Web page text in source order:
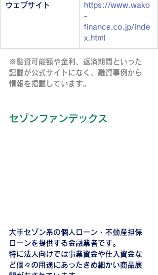
ウェブサイト
https://www.wako
-
finance.co.jp/inde
x.html
※融資可能額や金利、返済期間といった
記載が公式サイトになく、 融資事例 から
情報を掲載しています。
セゾンファンデックス
大手セゾン系の個人ローン・不動産担保
ローンを提供する金融業者です。
特に法人向けでは事業資金や仕入資金な
ど個々の用途にあったきめ細かい商品展